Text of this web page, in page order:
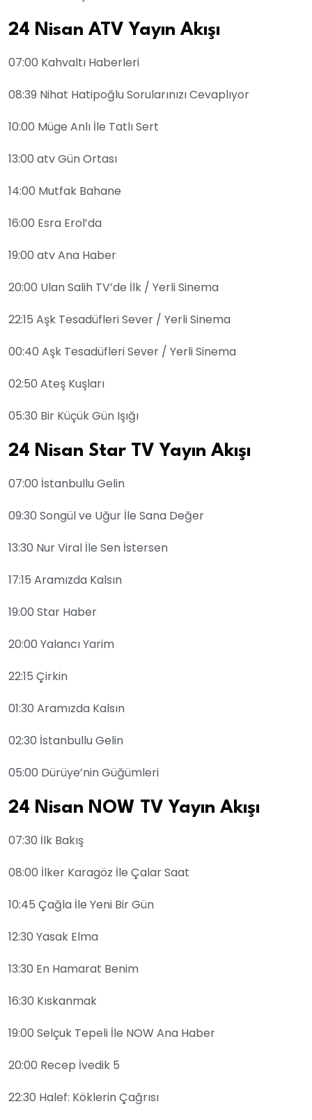
24 Nisan ATV Yayın Akışı
07:00 Kahvaltı Haberleri
08:39 Nihat Hatipoğlu Sorularınızı Cevaplıyor
10:00 Müge Anlı İle Tatlı Sert
13:00 atv Gün Ortası
14:00 Mutfak Bahane
16:00 Esra Erol’da
19:00 atv Ana Haber
20:00 Ulan Salih TV’de İlk / Yerli Sinema
22:15 Aşk Tesadüfleri Sever / Yerli Sinema
00:40 Aşk Tesadüfleri Sever / Yerli Sinema
02:50 Ateş Kuşları
05:30 Bir Küçük Gün Işığı
24 Nisan Star TV Yayın Akışı
07:00 İstanbullu Gelin
09:30 Songül ve Uğur İle Sana Değer
13:30 Nur Viral İle Sen İstersen
17:15 Aramızda Kalsın
19:00 Star Haber
20:00 Yalancı Yarim
22:15 Çirkin
01:30 Aramızda Kalsın
02:30 İstanbullu Gelin
05:00 Dürüye’nin Güğümleri
24 Nisan NOW TV Yayın Akışı
07:30 İlk Bakış
08:00 İlker Karagöz İle Çalar Saat
10:45 Çağla İle Yeni Bir Gün
12:30 Yasak Elma
13:30 En Hamarat Benim
16:30 Kıskanmak
19:00 Selçuk Tepeli İle NOW Ana Haber
20:00 Recep İvedik 5
22:30 Halef: Köklerin Çağrısı